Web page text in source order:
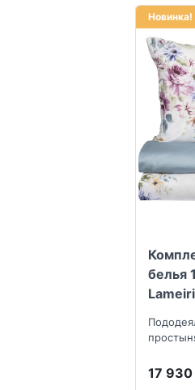
Новинка!
белья
17 930